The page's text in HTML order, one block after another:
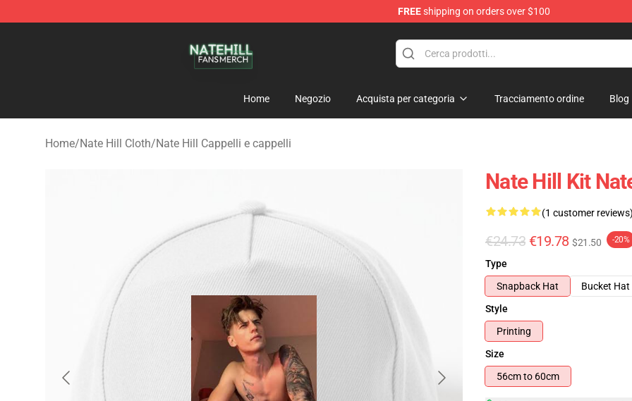
FREEshipping on orders over $100
Home Negozio Acquista per categoria Tracciamento ordine Blog
Home/Nate Hill Cloth/Nate Hill Cappelli e cappelli
Nate Hill Kit
(1 customer reviews)
€24.73 €19.78 $21.50 -20%
Type
Snapback Hat
Bucket Hat
Style
Printing
Size
56cm to 60cm